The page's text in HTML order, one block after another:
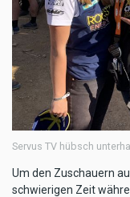
Servus TV hübsch
Um den Zuschauern
schwierigen Zeit